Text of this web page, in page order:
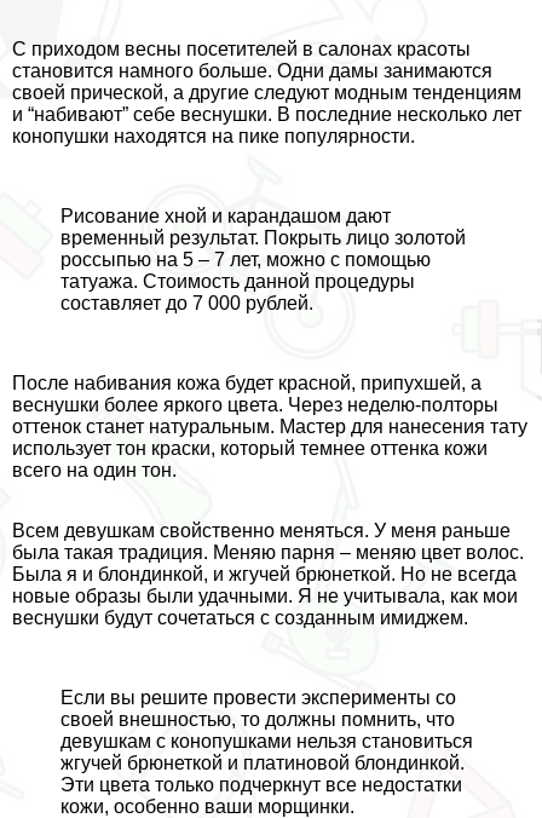
С приходом весны посетителей в салонах красоты
становится намного больше. Одни дамы занимаются
своей прической, а другие следуют модным тенденциям
и “набивают” себе веснушки. В последние несколько лет
конопушки находятся на пике популярности.
Рисование хной и карандашом дают
временный результат. Покрыть лицо золотой
россыпью на 5 – 7 лет, можно с помощью
татуажа. Стоимость данной процедуры
составляет до 7 000 рублей.
После набивания кожа будет красной, припухшей, а
веснушки более яркого цвета. Через неделю-полторы
оттенок станет натуральным. Мастер для нанесения тату
использует тон краски, который темнее оттенка кожи
всего на один тон.
Всем дeвyшкам свойственно меняться. У меня раньше
была такая традиция. Меняю парня – меняю цвет волос.
Была я и блондинкой, и жгучей брюнеткой. Но не всегда
новые образы были удачными. Я не учитывала, как мои
веснушки будут сочетаться с созданным имиджем.
Если вы решите провести эксперименты со
своей внешностью, то должны помнить, что
дeвyшкам с конопушками нельзя становиться
жгучей брюнеткой и платиновой блондинкой.
Эти цвета только подчеркнут все недостатки
кожи, особенно ваши морщинки.